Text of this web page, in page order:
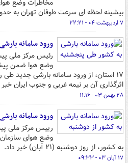
مخاطرات وضع
بیشینه لحظه ای سرعت طوفان تهران به حدود ۱۰۸ کیلومتر بر ساعت
۷ اردیبهشت ۰۴ - ۲۲:۲۱
ورود سامانه
رئیس مرکز ملی
وضع هوا ضمن
اثرگذاری آن بر نیمه غربی و جنوب ایران خبر
۲۸ بهمن ۰۳ - ۱۱:۱۶
ورود سامانه
رییس مرکز ملی
وضع هوای سازمان
به کشور، از روز دوشنبه (۲۱ آبان‌) خبر داد.
۱۷ آبان ۰۳ - ۰۹:۳۳